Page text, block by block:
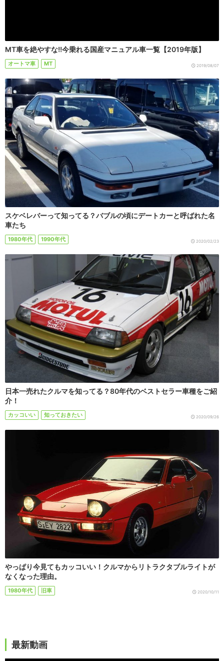
MT車を絶やすな!!今乗れる国産マニュアル車一覧【2019年版】
オートマ車 MT 2019/08/07
スケベレバーって知ってる？バブルの頃にデートカーと呼ばれた名
車たち
1980年代 1990年代 2020/02/23
日本一売れたクルマを知ってる？80年代のベストセラー車種をご紹
介！
カッコいい 知っておきたい 2020/09/26
やっぱり今見てもカッコいい！クルマからリトラクタブルライトが
なくなった理由。
1980年代 旧車 2020/10/11
最新動画